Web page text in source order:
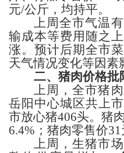
元/公斤， 均持平。
上周全市气温
输成本等费用随之
涨。预计后期全市
天气情况变化等因素
二、猪肉价格批
上周，全市猪
岳阳 中心城区共上
市放心猪406头。 猪肉
6.4%；猪肉零售价31
上周，生猪市